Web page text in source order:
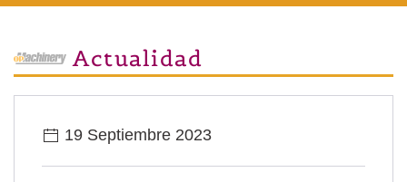
Actualidad
19 Septiembre 2023